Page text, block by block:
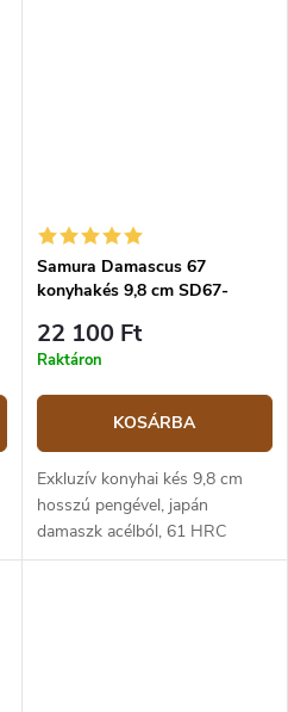
Samura Damascus 67
konyhakés 9,8 cm SD67-
22 100 Ft
Raktáron
KOSÁRBA
Exkluzív konyhai kés 9,8 cm
hosszú pengével, japán
damaszk acélból, 61 HRC
keménységgel. Az micarta